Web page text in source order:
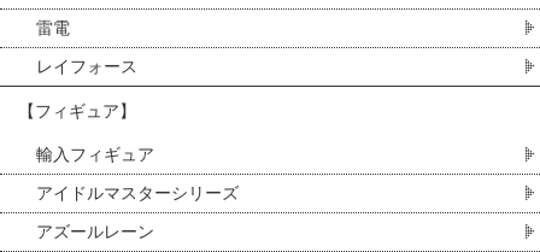
雷電
レイフォース
【フィギュア】
輸入フィギュア
アイドルマスターシリーズ
アズールレーン